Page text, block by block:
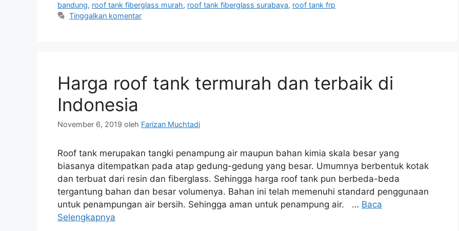
bandung, roof tank fiberglass murah, roof tank fiberglass surabaya, roof tank frp
Tinggalkan komentar
Harga roof tank termurah dan terbaik di
Indonesia
November 6, 2019 oleh Farizan Muchtadi
Roof tank merupakan tangki penampung air maupun bahan kimia skala besar yang
biasanya ditempatkan pada atap gedung-gedung yang besar. Umumnya berbentuk kotak
dan terbuat dari resin dan fiberglass. Sehingga harga roof tank pun berbeda-beda
tergantung bahan dan besar volumenya. Bahan ini telah memenuhi standard penggunaan
untuk penampungan air bersih. Sehingga aman untuk penampung air. … Baca
Selengkapnya